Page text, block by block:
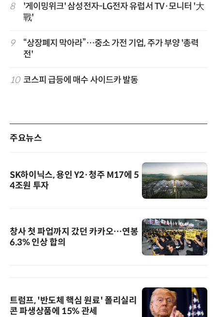
8
'게이밍위크' 삼성전자-LG전자 유럽서 TV·모니터 '大
戰'
9
“상장폐지 막아라”…중소 가전 기업, 주가 부양 '총력
전'
10 코스피 급등에 매수 사이드카 발동
주요뉴스
SK하이닉스, 용인 Y2·청주 M17에 5
4조원 투자
창사 첫 파업까지 갔던 카카오…연봉
6.3% 인상 합의
트럼프, '반도체 핵심 원료' 폴리실리
콘 파생상품에 15% 관세